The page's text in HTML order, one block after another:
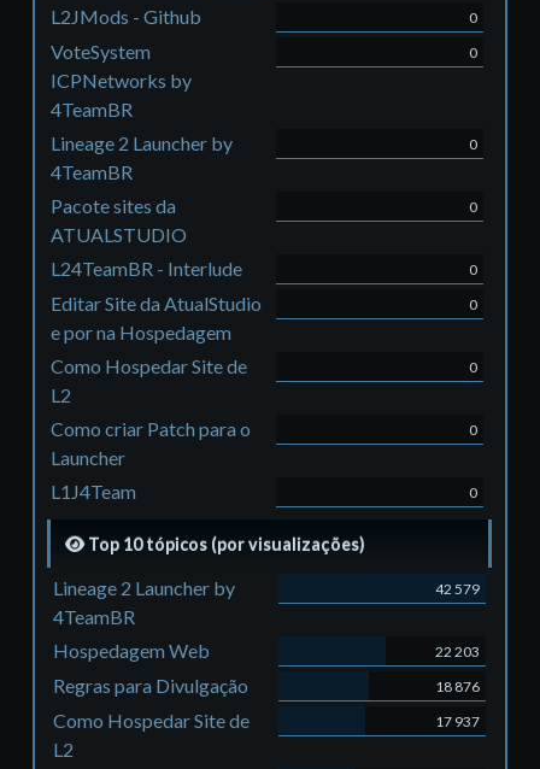
L2JMods - Github 0
VoteSystem
ICPNetworks by
4TeamBR
0
Lineage 2 Launcher by
4TeamBR
0
Pacote sites da
ATUALSTUDIO
0
L24TeamBR - Interlude 0
Editar Site da AtualStudio
e por na Hospedagem
0
Como Hospedar Site de
L2
0
Como criar Patch para o
Launcher
0
L1J4Team 0
Top 10 tópicos (por visualizações)
Lineage 2 Launcher by
4TeamBR
42 579
Hospedagem Web 22 203
Regras para Divulgação 18 876
Como Hospedar Site de
L2
17 937